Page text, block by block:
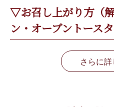
▽お召し上がり方（
ン・オーブントースタ
さらに詳